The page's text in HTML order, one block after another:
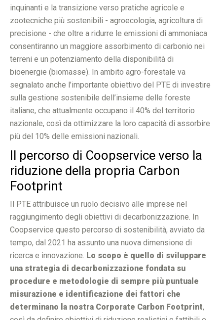
inquinanti e la transizione verso pratiche agricole e
zootecniche più sostenibili - agroecologia, agricoltura di
precisione - che oltre a ridurre le emissioni di ammoniaca
consentiranno un maggiore assorbimento di carbonio nei
terreni e un potenziamento della disponibilità di
bioenergie (biomasse). In ambito agro-forestale va
segnalato anche l’importante obiettivo del PTE di investire
sulla gestione sostenibile dell’insieme delle foreste
italiane, che attualmente occupano il 40% del territorio
nazionale, così da ottimizzare la loro capacità di assorbire
più del 10% delle emissioni nazionali.
Il percorso di Coopservice verso la
riduzione della propria Carbon
Footprint
Il PTE attribuisce un ruolo decisivo alle imprese nel
raggiungimento degli obiettivi di decarbonizzazione. In
Coopservice questo percorso di sostenibilità, avviato da
tempo, dal 2021 ha assunto una nuova dimensione di
ricerca e innovazione. Lo scopo è quello di sviluppare
una strategia di decarbonizzazione fondata su
procedure e metodologie di sempre più puntuale
misurazione e identificazione dei fattori che
determinano la nostra Corporate Carbon Footprint,